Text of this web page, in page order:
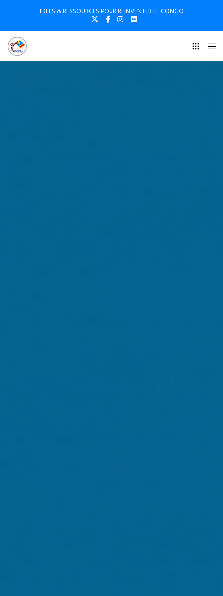
IDEES & RESSOURCES POUR REINVENTER LE CONGO